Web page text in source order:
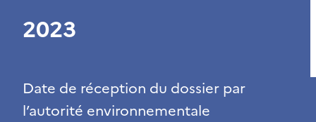
2023
Date de réception du dossier par
l’autorité environnementale